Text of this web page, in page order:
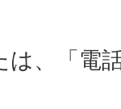
は、「電